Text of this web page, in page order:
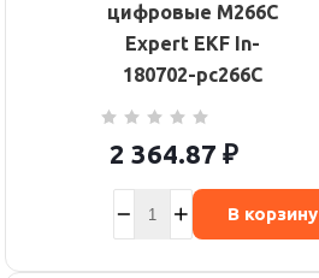
цифровые M266C
Expert EKF In-
180702-pc266C
2 364.87 ₽
В корзину